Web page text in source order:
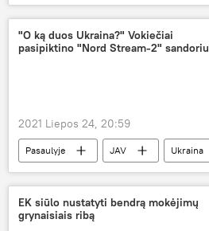
Napoleonas
"O ką duos Ukraina?" Vokiečiai
pasipiktino "Nord Stream-2" sandoriu
2021 Liepos 24, 20:59
Pasaulyje JAV
Ukraina
Vokietija
Nord Stream-2
Dujotiekio "Nord Stream-2" statyba
EK siūlo nustatyti bendrą mokėjimų
grynaisiais ribą